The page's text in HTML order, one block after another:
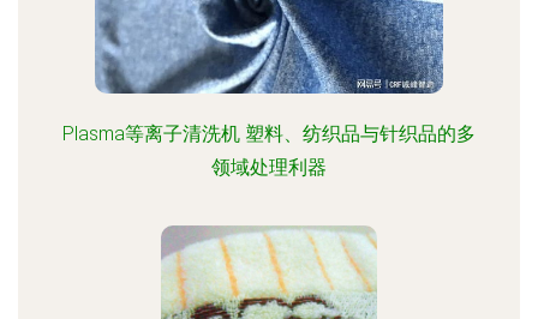
Plasma等离子清洗机 塑料、纺织品与针织品的多
领域处理利器